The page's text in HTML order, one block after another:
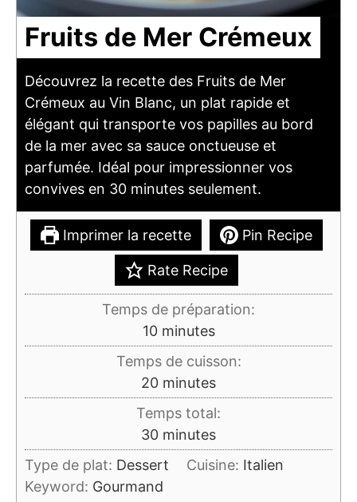
Fruits de Mer Crémeux
Découvrez la recette des Fruits de Mer
Crémeux au Vin Blanc, un plat rapide et
élégant qui transporte vos papilles au bord
de la mer avec sa sauce onctueuse et
parfumée. Idéal pour impressionner vos
convives en 30 minutes seulement.
Imprimer la recette Pin Recipe
Rate Recipe
Temps de préparation:
10minutes
minutes
Temps de cuisson:
20minutes
minutes
Temps total:
30minutes
minutes
Type de plat: Dessert Cuisine: Italien
Keyword: Gourmand